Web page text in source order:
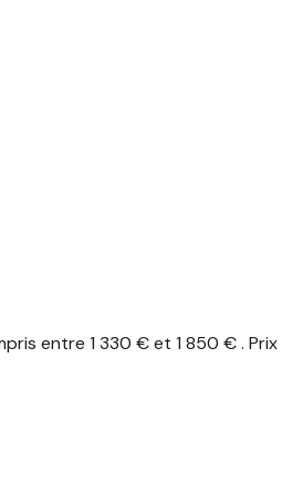
entre 1 330 € et 1 850 € .